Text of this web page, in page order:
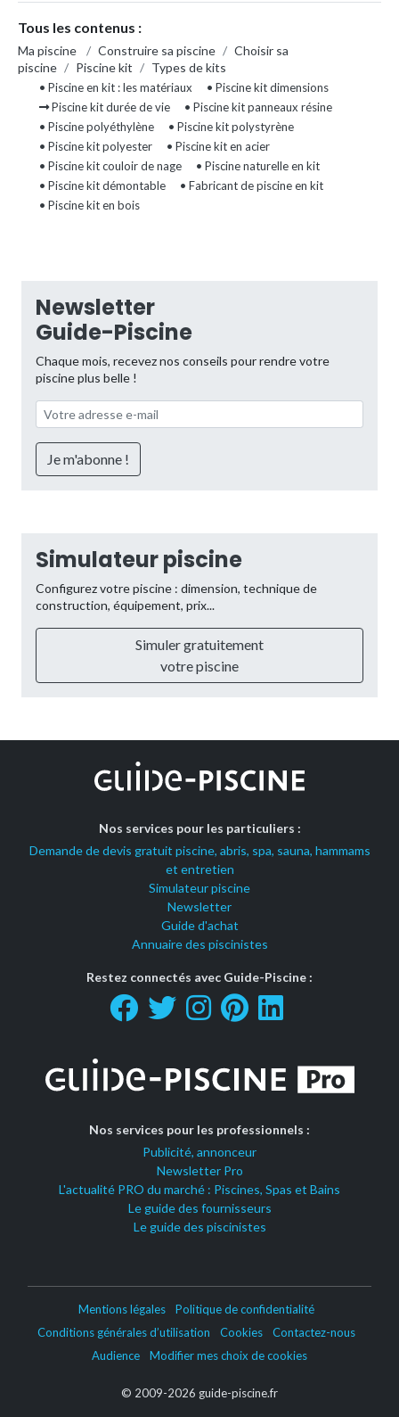
Tous les contenus :
Ma piscine / Construire sa piscine / Choisir sa
piscine / Piscine kit / Types de kits
• Piscine en kit : les matériaux
• Piscine kit dimensions
Piscine kit durée de vie
• Piscine kit panneaux résine
• Piscine polyéthylène
• Piscine kit polystyrène
• Piscine kit polyester
• Piscine kit en acier
• Piscine kit couloir de nage
• Piscine naturelle en kit
• Piscine kit démontable
• Fabricant de piscine en kit
• Piscine kit en bois
Newsletter
Guide-Piscine
Chaque mois, recevez nos conseils pour rendre votre
piscine plus belle !
Simulateur piscine
Configurez votre piscine : dimension, technique de
construction, équipement, prix...
Simuler gratuitement
votre piscine
Nos services pour les particuliers :
Demande de devis gratuit piscine, abris, spa, sauna, hammams
et entretien
Simulateur piscine
Newsletter
Guide d'achat
Annuaire des piscinistes
Restez connectés avec Guide-Piscine :
Nos services pour les professionnels :
Publicité, annonceur
Newsletter Pro
L'actualité PRO du marché : Piscines, Spas et Bains
Le guide des fournisseurs
Le guide des piscinistes
Mentions légales
Politique de confidentialité
Conditions générales d’utilisation
Cookies
Contactez-nous
Audience
Modifier mes choix de cookies
© 2009-2026 guide-piscine.fr